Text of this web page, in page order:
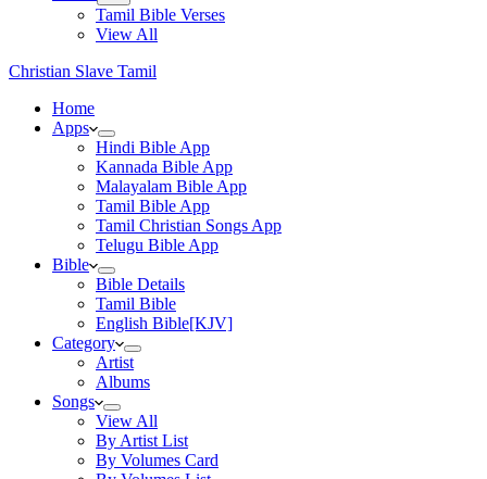
Tamil Bible Verses
View All
Christian Slave Tamil
Home
Apps
Hindi Bible App
Kannada Bible App
Malayalam Bible App
Tamil Bible App
Tamil Christian Songs App
Telugu Bible App
Bible
Bible Details
Tamil Bible
English Bible[KJV]
Category
Artist
Albums
Songs
View All
By Artist List
By Volumes Card